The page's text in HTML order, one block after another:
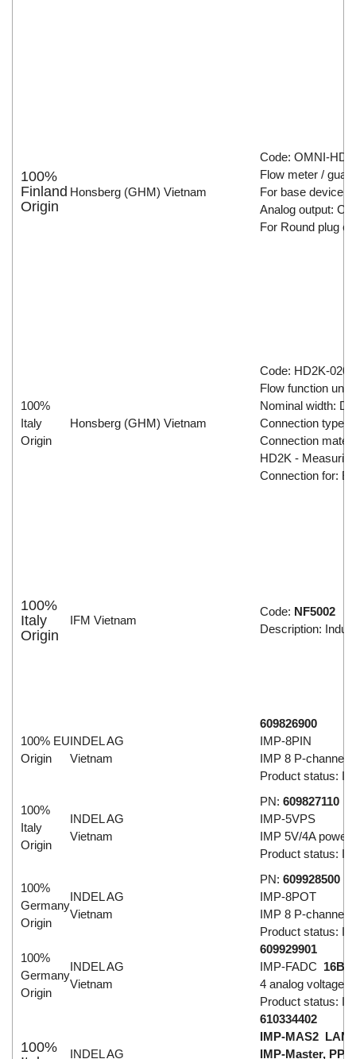
100%
Finland
Origin
Honsberg (GHM) Vietnam
Code: OMNI-HD-
Flow meter /
For base device:
Analog output:
For Round plug
100%
Italy
Origin
Honsberg (GHM) Vietnam
Code: HD2K-
Flow function unit
Nominal width:
Connection type:
Connection
HD2K -
Connection for:
100%
Italy
Origin
IFM Vietnam
Code: NF5002
Description:
100% EU
Origin
INDEL AG
Vietnam
609826900
IMP-8PIN
IMP 8 P-channel
Product status: In
100%
Italy
Origin
INDEL AG
Vietnam
PN: 609827110
IMP-5VPS
IMP 5V/4A power
Product status: In
100%
Germany
Origin
INDEL AG
Vietnam
PN: 609928500
IMP-8POT
IMP 8 P-channel
Product status: In
100%
Germany
Origin
INDEL AG
Vietnam
609929901
IMP-FADC 16B
4 analog voltage/
Product status: In
100%
INDEL AG
610334402
IMP-MAS2 LAN
IMP-Master,